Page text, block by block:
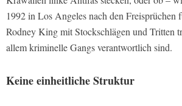
1992 in Los Angeles nach den Freisprüchen
Rodney King mit Stockschlägen und Tritten
allem kriminelle Gangs verantwortlich sind.
Keine einheitliche Struktur